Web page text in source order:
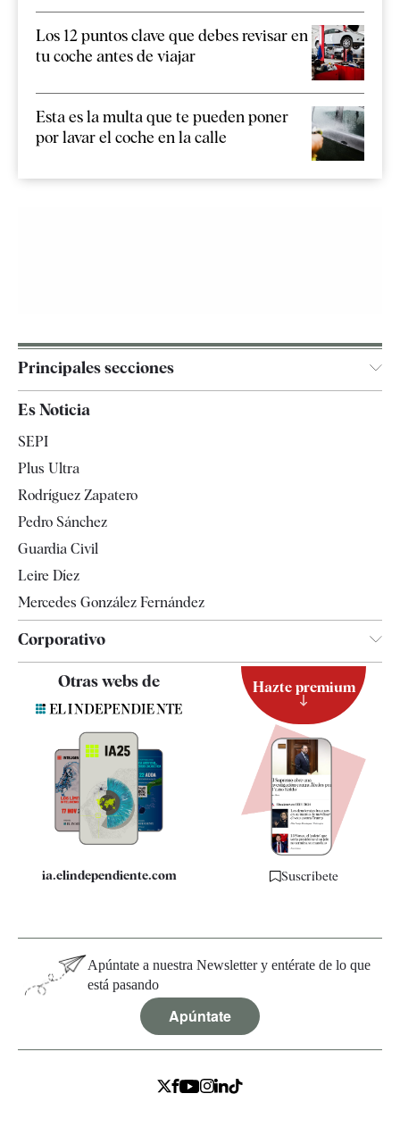
Los 12 puntos clave que debes revisar en
tu coche antes de viajar
Esta es la multa que te pueden poner
por lavar el coche en la calle
Principales secciones
España
Televisión
Es Noticia
SEPI
Plus Ultra
Rodríguez Zapatero
Pedro Sánchez
Guardia Civil
Leire Díez
Mercedes González Fernández
Corporativo
Contacto
Quiénes somos
Especificaciones
Otras webs de
ia.elindependiente.com
Hazte premium
Suscríbete
Apúntate a nuestra Newsletter y entérate de lo que
está pasando
Apúntate